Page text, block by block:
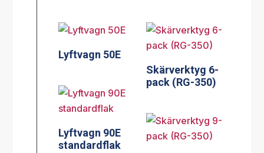
Lyftvagn 50E
Skärverktyg 6-
pack (RG-350)
Lyftvagn 90E
standardflak